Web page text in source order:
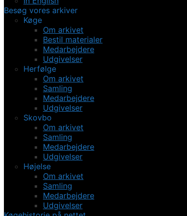
Besøg vores arkiver
Køge
Om arkivet
Bestil materialer
Medarbejdere
Udgivelser
Herfølge
Om arkivet
Samling
Medarbejdere
Udgivelser
Skovbo
Om arkivet
Samling
Medarbejdere
Udgivelser
Højelse
Om arkivet
Samling
Medarbejdere
Udgivelser